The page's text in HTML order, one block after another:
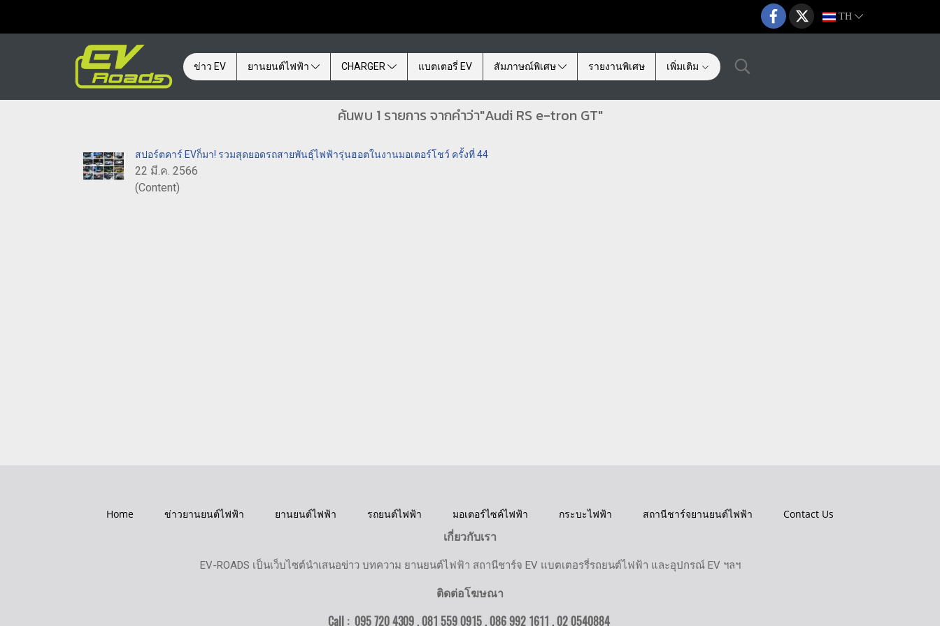
TH
ข่าว EV ยานยนต์ไฟฟ้า CHARGER แบตเตอรี่ EV สัมภาษณ์พิเศษ รายงานพิเศษ เพิ่มเติม
ค้นพบ 1 รายการ จากคำว่า"Audi RS e-tron GT"
สปอร์ตคาร์ EVก็มา! รวมสุดยอดรถสายพันธุ์ไฟฟ้ารุ่นฮอตในงานมอเตอร์โชว์ ครั้งที่ 44
22 มี.ค. 2566
(Content)
Home ข่าวยานยนต์ไฟฟ้า ยานยนต์ไฟฟ้า รถยนต์ไฟฟ้า มอเตอร์ไซค์ไฟฟ้า กระบะไฟฟ้า สถานีชาร์จยานยนต์ไฟฟ้า
Contact Us
เกี่ยวกับเรา
EV-ROADS เป็นเว็บไซต์นำเสนอข่าว บทความ ยานยนต์ไฟฟ้า สถานีชาร์จ EV แบตเตอรรี่รถยนต์ไฟฟ้า และอุปกรณ์ EV ฯลฯ
ติดต่อโฆษณา
Call : 095 720 4309 , 081 559 0915 , 086 992 1611 ,02 0540884